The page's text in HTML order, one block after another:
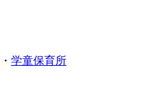
・ 学童保育所